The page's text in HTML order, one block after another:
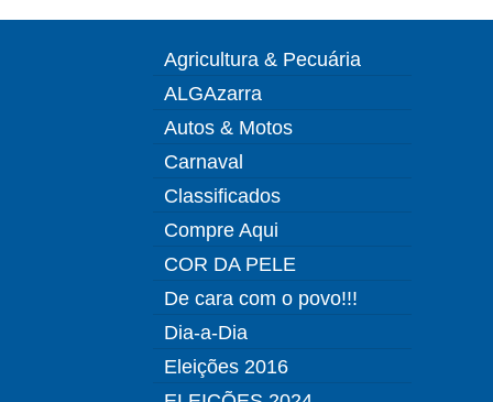
Agricultura & Pecuária
ALGAzarra
Autos & Motos
Carnaval
Classificados
Compre Aqui
COR DA PELE
De cara com o povo!!!
Dia-a-Dia
Eleições 2016